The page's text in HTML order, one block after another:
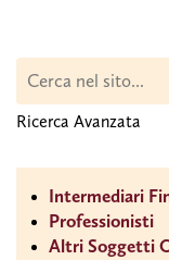
Ricerca Avanzata
Intermediari
Professionisti
Altri Soggetti